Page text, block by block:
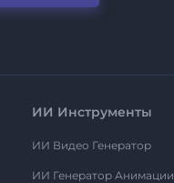
ИИ Инструменты
ИИ Видео Генератор
ИИ Генератор Анимации